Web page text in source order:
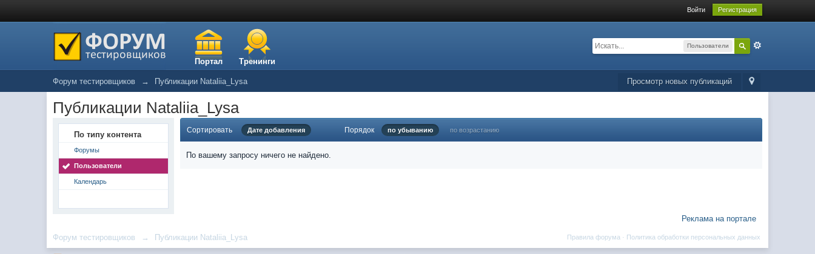
Войти Регистрация
Портал Тренинги
Пользователи
Просмотр новых публикаций
Форум тестировщиков → Публикации Nataliia_Lysa
Публикации Nataliia_Lysa
По типу контента
Форумы
Пользователи
Календарь
Сортировать Дате добавления Порядок по убыванию по возрастанию
По вашему запросу ничего не найдено.
Реклама на портале
Форум тестировщиков → Публикации Nataliia_Lysa Политика обработки персональных данных
Правила форума ·